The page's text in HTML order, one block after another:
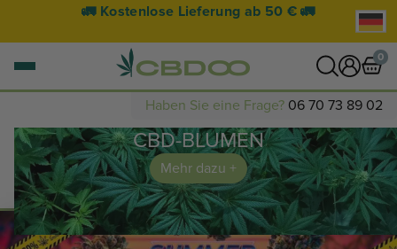
🚀 Lieferung innerhalb von 24 Stunden möglich
0
0 Artikel WARENKORB ANZEIGEN
Ihr Warenkorb ist leer.
Haben Sie eine Frage? 06 70 73 89 02
CBD-BLUMEN
Mehr dazu +